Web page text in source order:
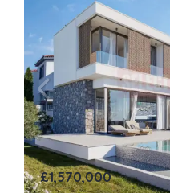
£1,570,000